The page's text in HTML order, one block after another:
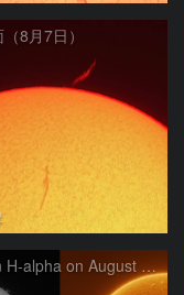
8月7日）
Sun in H-alpha on August 7, 2026